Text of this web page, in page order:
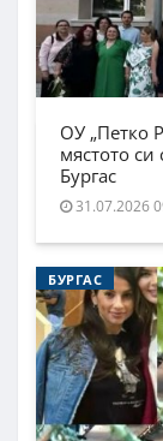
ОУ „Петко
мястото
Бургас
31.07.2026
БУРГАС